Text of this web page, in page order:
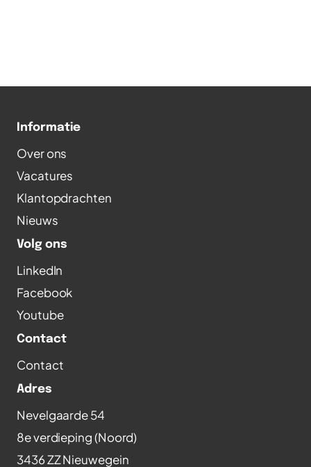
Informatie
Over ons
Vacatures
Klantopdrachten
Nieuws
Volg ons
LinkedIn
Facebook
Youtube
Contact
Contact
Adres
Nevelgaarde 54
8e verdieping (Noord)
3436 ZZ Nieuwegein